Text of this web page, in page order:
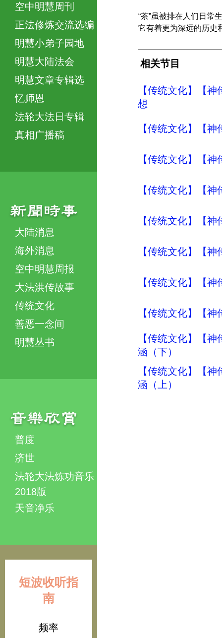
空中明慧周刊
正法修炼交流选编
明慧小弟子园地
明慧大陆法会
明慧文章专辑选
忆师恩
法轮大法日专辑
真相广播稿
大陆消息
海外消息
空中明慧周报
大法洪传故事
传统文化
善恶一念间
明慧丛书
普度
济世
法轮大法炼功音乐
2018版
天音净乐
短波收听指
南
频率
“茶”虽被排在人们日常
它有着更为深远的历史
相关节目
【传统文化】【
想
【传统文化】【
【传统文化】【
【传统文化】【
【传统文化】【
【传统文化】【
【传统文化】【
【传统文化】【
【传统文化】【
涵（下）
【传统文化】【
涵（上）